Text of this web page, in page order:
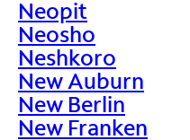
Neopit
Neosho
Neshkoro
New Auburn
New Berlin
New Franken